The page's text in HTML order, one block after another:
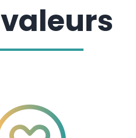
valeurs